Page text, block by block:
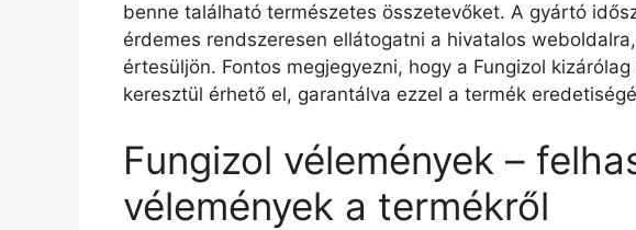
benne található természetes összetevőket. A gyártó
érdemes rendszeresen ellátogatni a hivatalos
értesüljön. Fontos megjegyezni, hogy a Fungizol
keresztül érhető el, garantálva ezzel a termék
Fungizol vélemények –
vélemények a termékről